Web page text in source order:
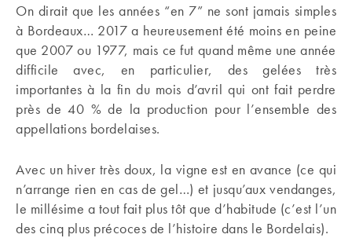
On dirait que les années “en 7” ne sont jamais simples
à Bordeaux… 2017 a heureusement été moins en peine
que 2007 ou 1977, mais ce fut quand même une année
difficile avec, en particulier, des gelées très
importantes à la fin du mois d’avril qui ont fait perdre
près de 40 % de la production pour l’ensemble des
appellations bordelaises.
Avec un hiver très doux, la vigne est en avance (ce qui
n’arrange rien en cas de gel…) et jusqu’aux vendanges,
le millésime a tout fait plus tôt que d’habitude (c’est l’un
des cinq plus précoces de l’histoire dans le Bordelais).